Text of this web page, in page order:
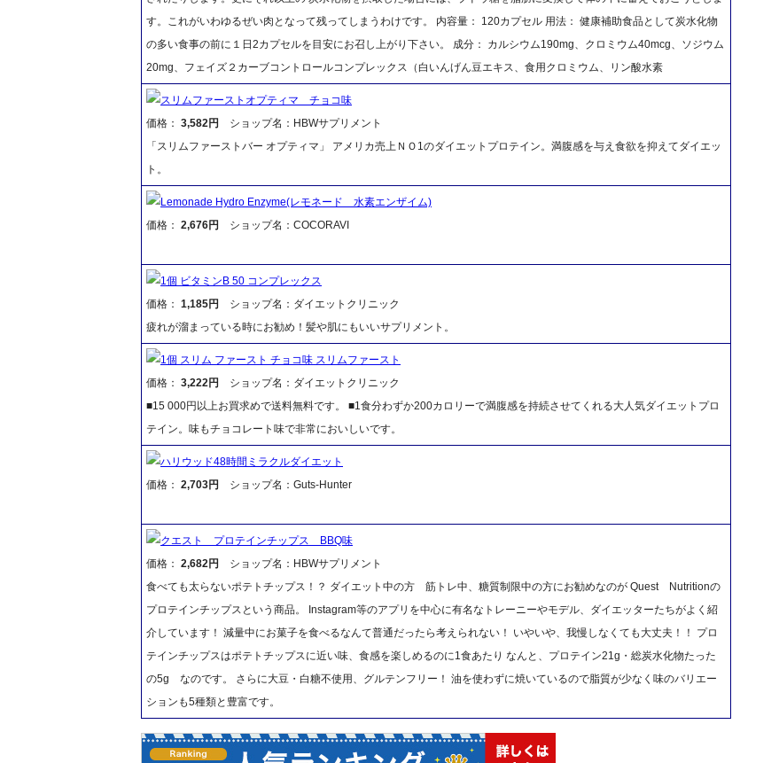
す。これがいわゆるぜい肉となって残ってしまうわけです。 内容量： 120カプセル 用法： 健康補助食品として炭水化物
の多い食事の前に１日2カプセルを目安にお召し上がり下さい。 成分： カルシウム190mg、クロミウム40mcg、ソジウム
20mg、フェイズ２カーブコントロールコンプレックス（白いんげん豆エキス、食用クロミウム、リン酸水素
スリムファーストオプティマ チョコ味
価格： 3,582円
ショップ名：HBWサプリメント
「スリムファーストバー オプティマ」 アメリカ売上ＮＯ1のダイエットプロテイン。満腹感を与え食欲を抑えてダイエッ
ト。
Lemonade Hydro Enzyme(レモネード 水素エンザイム)
価格： 2,676円 ショップ名：COCORAVI
1個 ビタミンB 50 コンプレックス
価格： 1,185円
ショップ名：ダイエットクリニック
疲れが溜まっている時にお勧め！髪や肌にもいいサプリメント。
1個 スリム ファースト チョコ味 スリムファースト
価格： 3,222円
ショップ名：ダイエットクリニック
■15 000円以上お買求めで送料無料です。 ■1食分わずか200カロリーで満腹感を持続させてくれる大人気ダイエットプロ
テイン。味もチョコレート味で非常においしいです。
ハリウッド48時間ミラクルダイエット
価格： 2,703円 ショップ名：Guts-Hunter
クエスト プロテインチップス BBQ味
価格： 2,682円
ショップ名：HBWサプリメント
食べても太らないポテトチップス！？ ダイエット中の方 筋トレ中、糖質制限中の方にお勧めなのが Quest Nutritionの
プロテインチップスという商品。 Instagram等のアプリを中心に有名なトレーニーやモデル、ダイエッターたちがよく紹
介しています！ 減量中にお菓子を食べるなんて普通だったら考えられない！ いやいや、我慢しなくても大丈夫！！ プロ
テインチップスはポテトチップスに近い味、食感を楽しめるのに1食あたり なんと、プロテイン21g・総炭水化物たった
の5g なのです。 さらに大豆・白糖不使用、グルテンフリー！ 油を使わずに焼いているので脂質が少なく味のバリエー
ションも5種類と豊富です。